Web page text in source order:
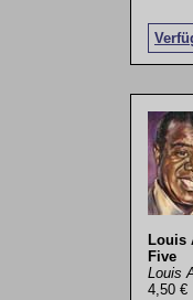
Louis
Five
Louis
4,50 €